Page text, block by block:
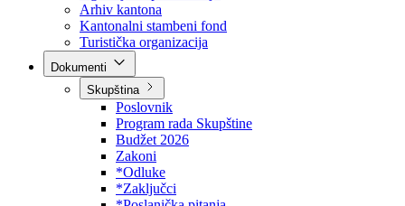
BPK šume
RTV BPK
Agencija za privatizaciju
Arhiv kantona
Kantonalni stambeni fond
Turistička organizacija
Skupština
Poslovnik
Program rada Skupštine
Budžet 2026